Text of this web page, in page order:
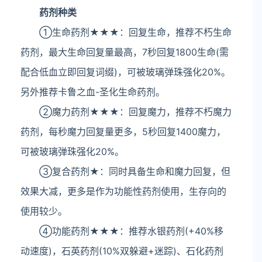
药剂种类
①生命药剂★★★：回复生命，推荐不朽生命
药剂，最大生命回复量最高，7秒回复1800生命(需
配合低血立即回复词缀)，可被玻璃弹珠强化20%。
另外推荐卡鲁之血-圣化生命药剂。
②魔力药剂★★★：回复魔力，推荐不朽魔力
药剂，每秒魔力回复量更多，5秒回复1400魔力，
可被玻璃弹珠强化20%。
③复合药剂★：同时具备生命和魔力回复，但
效果大减，更多是作为功能性药剂使用，生存向的
使用较少。
④功能药剂★★★：推荐水银药剂(+40%移
动速度)，石英药剂(10%双躲避+迷踪)、石化药剂